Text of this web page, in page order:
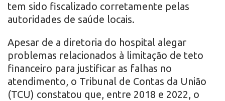
tem sido fiscalizado corretamente pelas
autoridades de saúde locais.
Apesar de a diretoria do hospital alegar
problemas relacionados à limitação de teto
financeiro para justificar as falhas no
atendimento, o Tribunal de Contas da União
(TCU) constatou que, entre 2018 e 2022, o